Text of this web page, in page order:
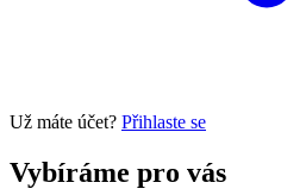
Už máte účet? Přihlaste se
Vybíráme pro vás